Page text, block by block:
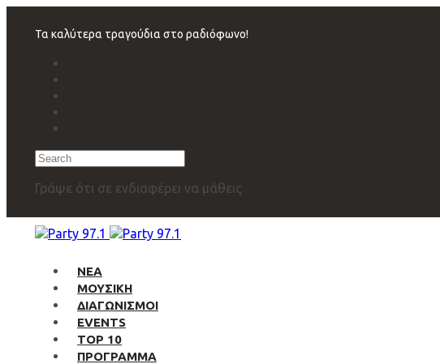
navigation
Τα καλύτερα τραγούδια στο ραδιόφωνο!
Search
Γράψε ότι σε ενδιαφέρει να μάθεις
ΝΕΑ
ΜΟΥΣΙΚΗ
ΔΙΑΓΩΝΙΣΜΟΙ
EVENTS
TOP 10
ΠΡΟΓΡΑΜΜΑ